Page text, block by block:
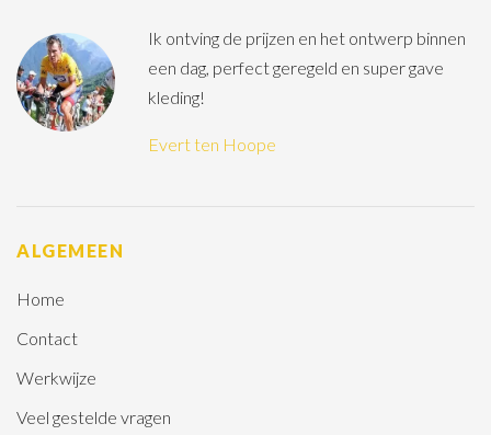
Ik ontving de prijzen en het ontwerp binnen
een dag, perfect geregeld en super gave
kleding!
Evert ten Hoope
ALGEMEEN
Home
Contact
Werkwijze
Veel gestelde vragen